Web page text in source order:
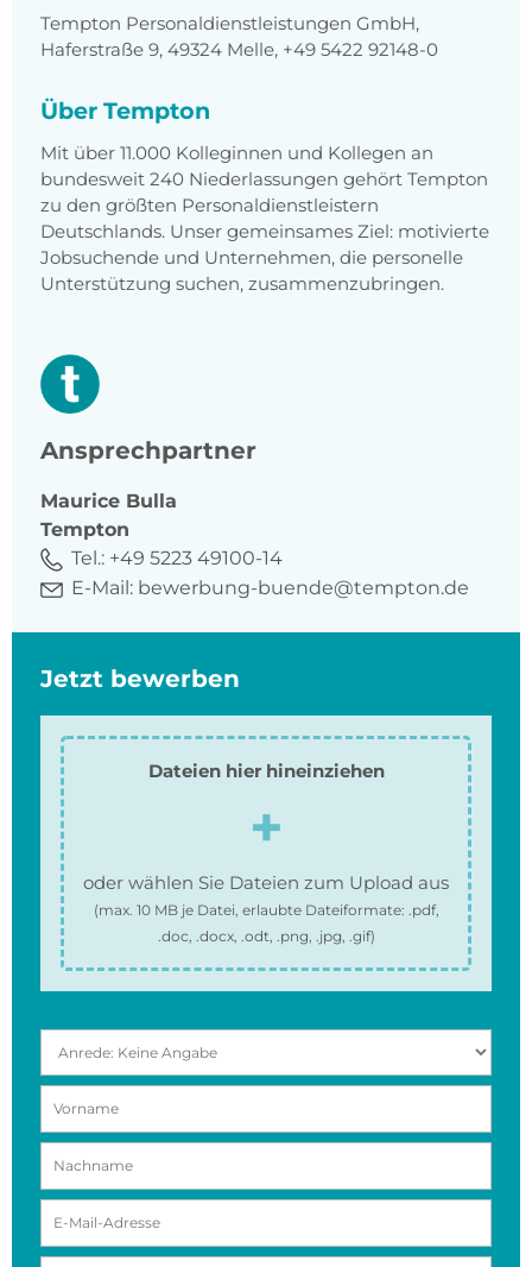
Tempton Personaldienstleistungen GmbH,
Haferstraße 9, 49324 Melle, +49 5422 92148-0
Über Tempton
Mit über 11.000 Kolleginnen und Kollegen an
bundesweit 240 Niederlassungen gehört Tempton
zu den größten Personaldienstleistern
Deutschlands. Unser gemeinsames Ziel: motivierte
Jobsuchende und Unternehmen, die personelle
Unterstützung suchen, zusammenzubringen.
Ansprechpartner
Maurice Bulla
Tempton
Tel.: +49 5223 49100-14
E-Mail: bewerbung-buende@tempton.de
Jetzt bewerben
Dateien hier hineinziehen
oder wählen Sie Dateien zum Upload aus
(max. 10 MBje Datei, erlaubte Dateiformate: .pdf,
.doc, .docx, .odt, .png, .jpg, .gif)